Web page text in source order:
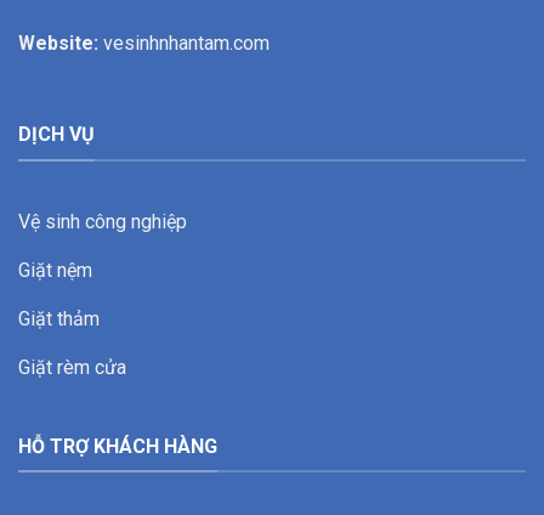
Website: vesinhnhantam.com
DỊCH VỤ
Vệ sinh công nghiệp
Giặt nệm
Giặt thảm
Giặt rèm cửa
HỖ TRỢ KHÁCH HÀNG